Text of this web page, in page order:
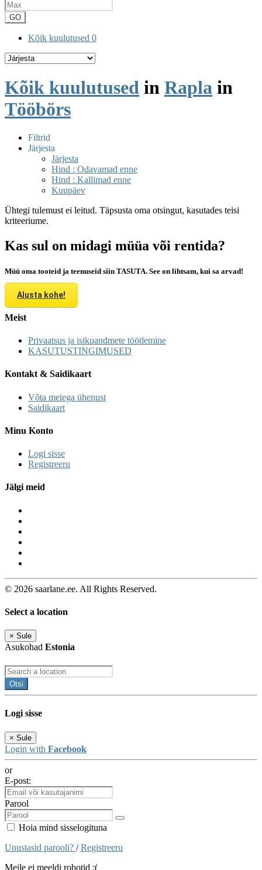
GO
Kõik kuulutused 0
Kõik kuulutused in Rapla in
Tööbörs
Filtrid
Järjesta
Järjesta
Hind : Odavamad enne
Hind : Kallimad enne
Kuupäev
Ühtegi tulemust ei leitud. Täpsusta oma otsingut, kasutades teisi
kriteeriume.
Kas sul on midagi müüa või rentida?
Müü oma tooteid ja teenuseid siin TASUTA. See on lihtsam, kui sa arvad!
Alusta kohe!
Meist
Privaatsus ja isikuandmete töötlemine
KASUTUSTINGIMUSED
Kontakt & Saidikaart
Võta meiega ühenust
Saidikaart
Minu Konto
Logi sisse
Registreeru
Jälgi meid
© 2026 saarlane.ee. All Rights Reserved.
Select a location
× Sule
Asukohad Estonia
Otsi
Logi sisse
× Sule
Login with Facebook
or
E-post:
Parool
Hoia mind sisselogituna
Unustasid parooli? /Registreeru
Meile ei meeldi robotid :(